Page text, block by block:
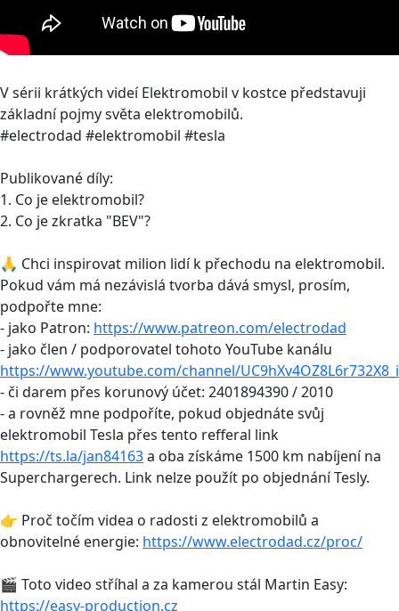
V sérii krátkých videí Elektromobil v kostce představuji
základní pojmy světa elektromobilů.
#electrodad #elektromobil #tesla
Publikované díly:
1. Co je elektromobil?
2. Co je zkratka "BEV"?
🙏 Chci inspirovat milion lidí k přechodu na elektromobil.
Pokud vám má nezávislá tvorba dává smysl, prosím,
podpořte mne:
- jako Patron: https://www.patreon.com/electrodad
- jako člen / podporovatel tohoto YouTube kanálu
https://www.youtube.com/channel/
- či darem přes korunový účet: 2401894390 / 2010
- a rovněž mne podpoříte, pokud objednáte svůj
elektromobil Tesla přes tento refferal link
https://ts.la/jan84163a oba získáme 1500 km nabíjení na
Superchargerech. Link nelze použít po objednání Tesly.
👉 Proč točím videa o radosti z elektromobilů a
obnovitelné energie: https://www.electrodad.cz/proc/
🎬 Toto video stříhal a za kamerou stál Martin Easy:
https://easy-production.cz